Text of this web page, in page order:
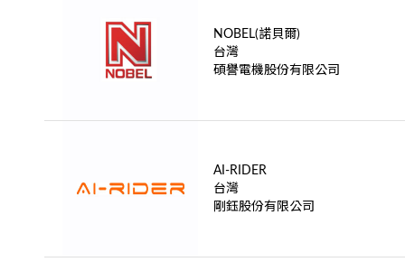
NOBEL(諾貝爾)
台灣
碩譽電機股份有限公司
AI-RIDER
台灣
剛鈺股份有限公司